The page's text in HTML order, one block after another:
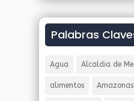
Palabras
Agua Alcaldia de
alimentos Amazonas